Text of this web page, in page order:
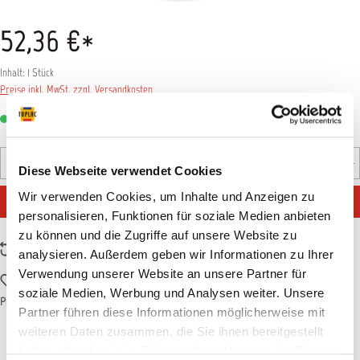
Diese Webseite verwendet Cookies
Wir verwenden Cookies, um Inhalte und Anzeigen zu
personalisieren, Funktionen für soziale Medien anbieten
zu können und die Zugriffe auf unsere Website zu
analysieren. Außerdem geben wir Informationen zu Ihrer
Verwendung unserer Website an unsere Partner für
soziale Medien, Werbung und Analysen weiter. Unsere
Partner führen diese Informationen möglicherweise mit
weiteren Daten zusammen, die Sie ihnen bereitgestellt
52,36 €*
Inhalt: 1 Stück
Preise inkl. MwSt. zzgl. Versandkosten
Sofort verfügbar, Lieferzeit: 1-3 Tage
Produkt Anzahl: Gib den gewünschten Wert ein oder
IN DEN WARENKORB
Zum Vergleich hinzufügen
Zum Merkzettel hinzufügen
Produktnummer:113MN019